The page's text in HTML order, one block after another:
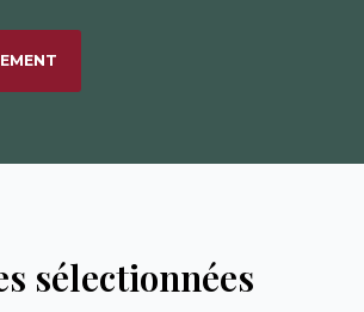
sélectionnées